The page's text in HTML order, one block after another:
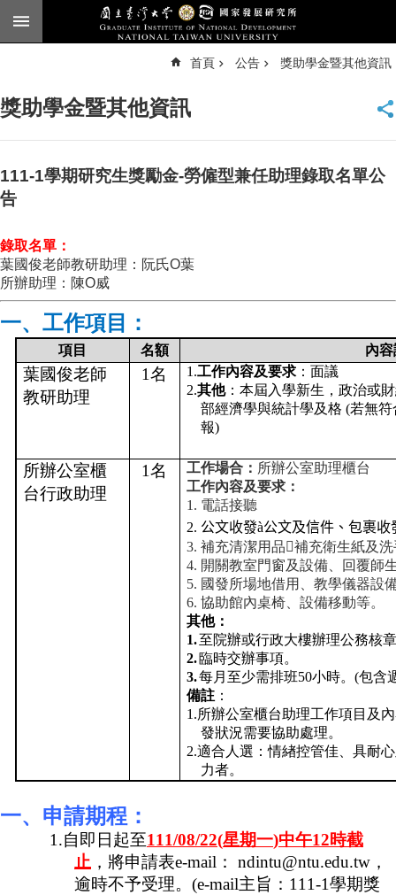
跳到主要內容區塊
臺
頁
告
本
所
簡
介
本
所
成
博
士
班
國
發
首頁 公告 獎助學金暨其他資訊
獎助學金暨其他資訊
111-1學期研究生獎勵金-勞僱型兼任助理錄取名單公
告
錄取名單：
葉國俊老師教研助理：阮氏O葉
所辦助理：陳O威
一、工作項目：
項目 名額 內
葉國俊老師
教研助理
1名 1.工作內容及要求：面議
2.其他：本屆入學新生，政治或
部經濟學與統計學及格 (若無
報)
所辦公室櫃
台行政助理
1名 工作場合： 所辦公室助理櫃台
工作內容及要求：
1. 電話接聽
2. 公文收發à公文及信件、包裹收
3. 補充清潔用品補充衛生紙及洗
4. 開關教室門窗及設備、回覆師
5. 國發所場地借用、教學儀器設
6. 協助館內桌椅、設備移動等。
其他：
1.至院辦或行政大樓辦理公務核
2.臨時交辦事項。
3.每月至少需排班50小時。 (包含
備註：
1.所辦公室櫃台助理工作項目及
發狀況需要協助處理。
2.適合人選：情緖控管佳、具耐
力者。
一、申請期程：
1.自即日起至111/08/22(星期一)中午12時截
止 ，將申請表e-mail ： ndintu@ntu.edu.tw ，
逾時不予受理。 (e-mail主旨： 111-1學期獎